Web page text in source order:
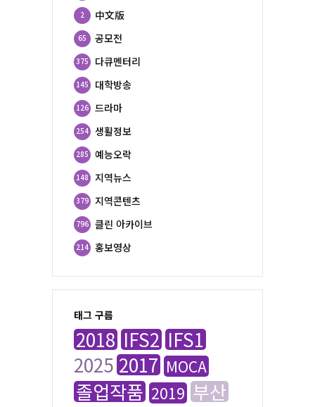
中文版
2
공모전
65
다큐멘터리
375
대학방송
145
드라마
126
생활정보
254
예능오락
285
지역뉴스
148
지역콘텐츠
379
클린 아카이브
796
홍보영상
214
태그 구름
2018 IFS2 IFS1
2025 2017 MOCA
졸업작품 2019 부산